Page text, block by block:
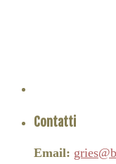
Contatti
Email: